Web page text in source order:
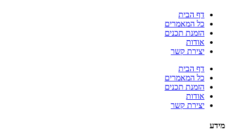
דף הבית
כל המאמרים
הזמנת תכנים
אודות
יצירת קשר
דף הבית
כל המאמרים
הזמנת תכנים
אודות
יצירת קשר
מידע